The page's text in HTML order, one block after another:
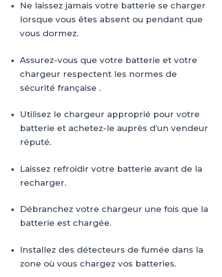
Ne laissez jamais votre batterie se charger
lorsque vous êtes absent ou pendant que
vous dormez.
Assurez-vous que votre batterie et votre
chargeur respectent les normes de
sécurité française .
Utilisez le chargeur approprié pour votre
batterie et achetez-le auprès d’un vendeur
réputé.
Laissez refroidir votre batterie avant de la
recharger.
Débranchez votre chargeur une fois que la
batterie est chargée.
Installez des détecteurs de fumée dans la
zone où vous chargez vos batteries.